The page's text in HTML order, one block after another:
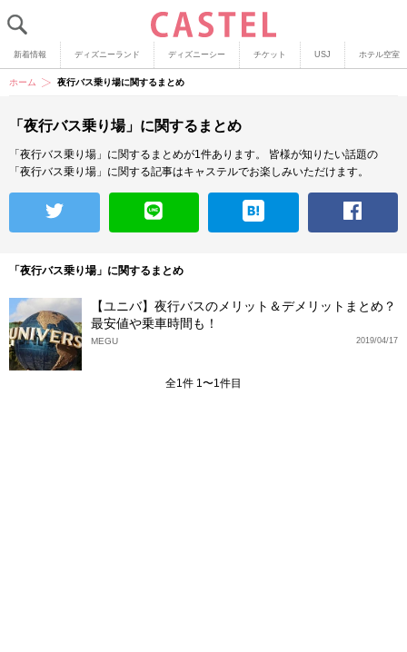
新着情報 ディズニーランド ディズニーシー チケット USJ ホテル空室
ホーム 夜行バス乗り場に関するまとめ
「夜行バス乗り場」に関するまとめ
「夜行バス乗り場」に関するまとめが1件あります。
皆様が知りたい話題の
「夜行バス乗り場」に関する記事はキャステルでお楽しみいただけます。
「夜行バス乗り場」に関するまとめ
【ユニバ】夜行バスのメリット＆デメリットまとめ？
最安値や乗車時間も！
2019/04/17
MEGU
全1件 1〜1件目